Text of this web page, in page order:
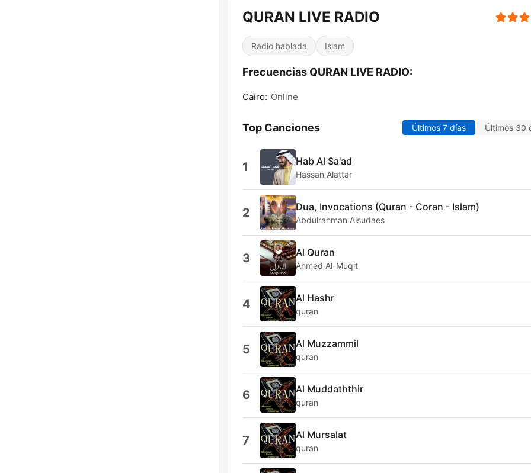
QURAN LIVE RADIO
Radio hablada Islam
Frecuencias QURAN LIVE RADIO:
Cairo: Online
Top Canciones Últimos 7 días Últimos 30
1 Hab Al Sa'ad
Hassan Alattar
2 Dua, Invocations (Quran - Coran - Islam)
Abdulrahman Alsudaes
3 Al Quran
Ahmed Al-Muqit
4 Al Hashr
quran
5 Al Muzzammil
quran
6 Al Muddaththir
quran
7 Al Mursalat
quran